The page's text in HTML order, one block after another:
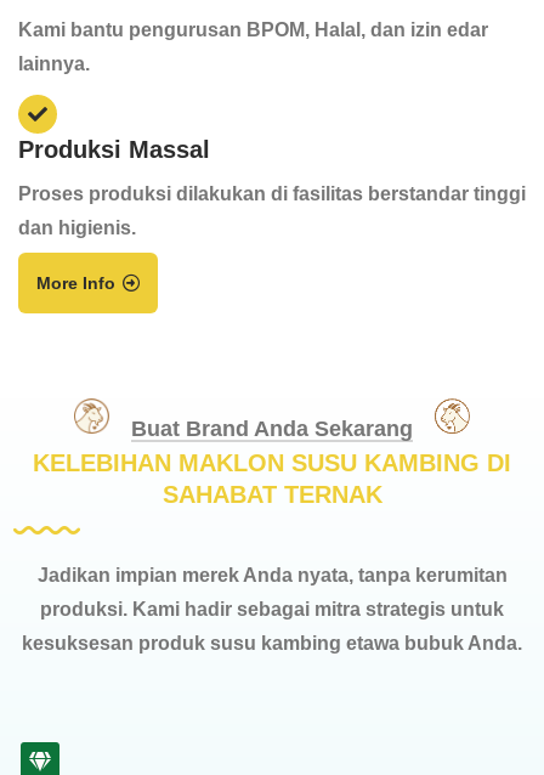
Kami bantu pengurusan BPOM, Halal, dan izin edar
lainnya.
Produksi Massal
Proses produksi dilakukan di fasilitas berstandar tinggi
dan higienis.
More Info
Buat Brand Anda Sekarang
KELEBIHAN MAKLON SUSU KAMBING DI
SAHABAT TERNAK
Jadikan impian merek Anda nyata, tanpa kerumitan
produksi. Kami hadir sebagai mitra strategis untuk
kesuksesan produk susu kambing etawa bubuk Anda.